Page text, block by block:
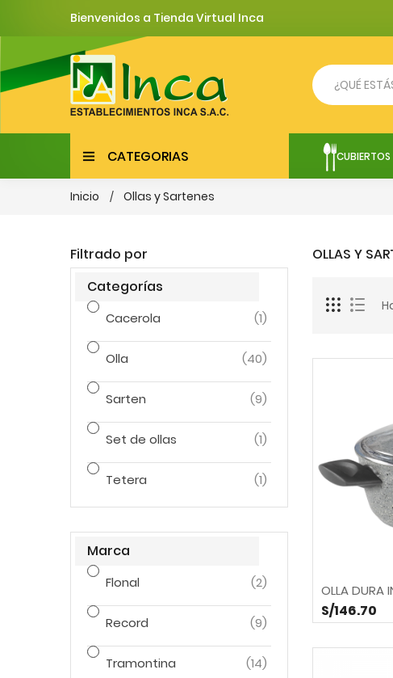
Bienvenidos a Tienda Virtual Inca
CATEGORIAS CUBIERTOS
Inicio Ollas y Sartenes
Filtrado por
Categorías
Cacerola (1)
Olla (40)
Sarten (9)
Set de ollas (1)
Tetera (1)
Marca
Flonal (2)
Record (9)
Tramontina (14)
OLLAS Y
OLLA DURA
S/146.70